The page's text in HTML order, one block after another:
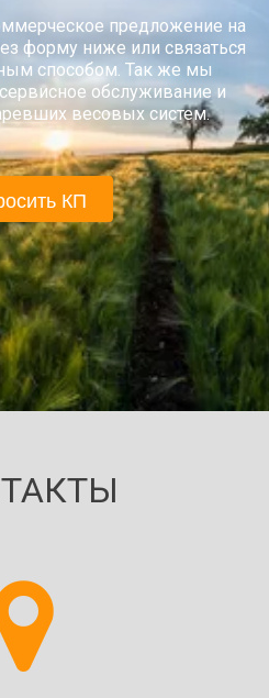
предложение на
форму ниже или связаться
способом. Так же мы
обслуживание и
весовых систем.
КП